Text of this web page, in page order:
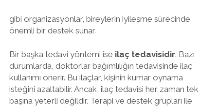
gibi organizasyonlar, bireylerin iyileşme sürecinde
önemli bir destek sunar.
Bir başka tedavi yöntemi ise ilaç tedavisidir. Bazı
durumlarda, doktorlar bağımlılığın tedavisinde ilaç
kullanımı önerir. Bu ilaçlar, kişinin kumar oynama
isteğini azaltabilir. Ancak, ilaç tedavisi her zaman tek
başına yeterli değildir. Terapi ve destek grupları ile